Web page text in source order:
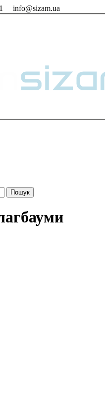
info@sizam.ua
Пошук